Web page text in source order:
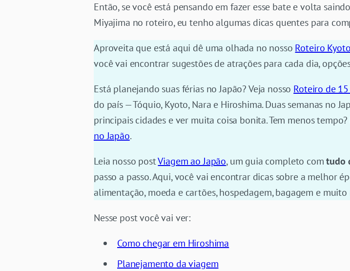
Então, se você está pensando em fazer esse bate e volta
Miyajima no roteiro, eu tenho algumas dicas quentes para
Aproveita que está aqui dê uma olhada no nosso Roteiro Kyoto
você vai encontrar sugestões de atrações para cada dia,
Está planejando suas férias no Japão? Veja nosso Roteiro de
do país — Tóquio, Kyoto, Nara e Hiroshima. Duas semanas no
principais cidades e ver muita coisa bonita. Tem menos
no Japão.
Leia nosso postViagem ao Japão, um guia completo comtudo
passo a passo. Aqui, você vai encontrar dicas sobre a melhor
alimentação, moeda e cartões, hospedagem, bagagem e muito
Nesse post você vai ver:
Como chegar em Hiroshima
Planejamento da viagem